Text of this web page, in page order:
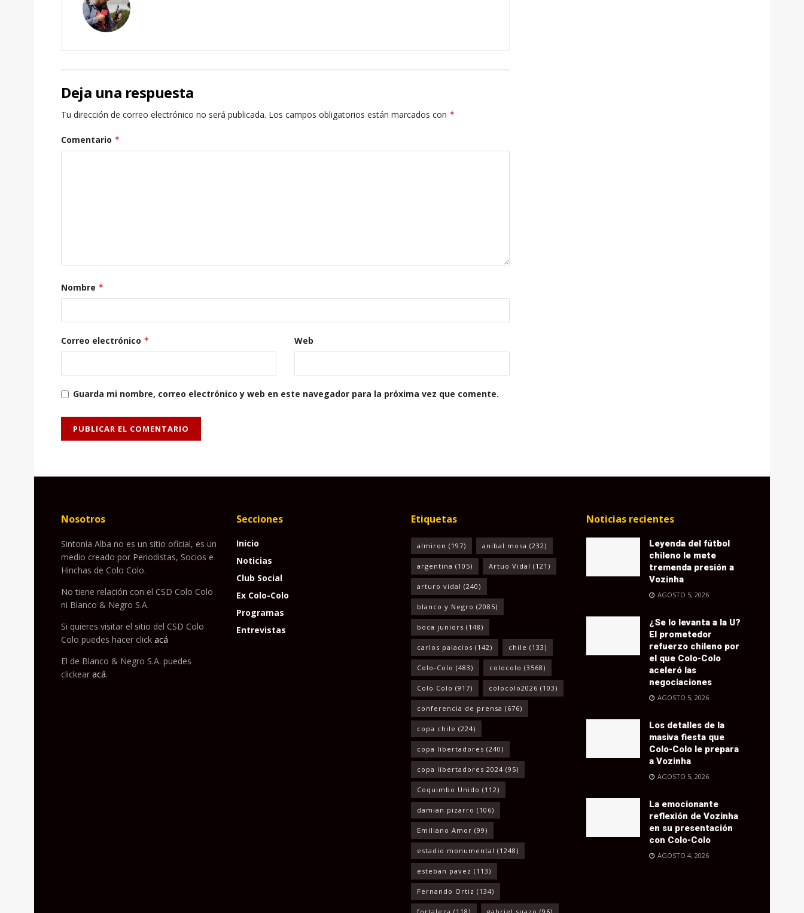
Deja una respuesta
Tu dirección de correo electrónico no será publicada. Los campos obligatorios están marcados con *
Comentario *
Nombre *
Correo electrónico * Web
Guarda mi nombre, correo electrónico y web en este navegador para la próxima vez que comente.
Nosotros
Sintonía Alba no es un sitio oficial, es un
medio creado por Periodistas, Socios e
Hinchas de Colo Colo.
No tiene relación con el CSD Colo Colo
ni Blanco & Negro S.A.
Si quieres visitar el sitio del CSD Colo
Colo puedes hacer click acá
El de Blanco & Negro S.A. puedes
clickear acá.
Secciones
Inicio
Noticias
Club Social
Ex Colo-Colo
Programas
Entrevistas
Etiquetas
almiron (197) anibal mosa (232)
argentina (105) Artuo Vidal (121)
arturo vidal (240)
blanco y Negro (2085)
boca juniors (148)
carlos palacios (142) chile (133)
Colo-Colo (483) colocolo (3568)
Colo Colo (917) colocolo2026 (103)
conferencia de prensa (676)
copa chile (224)
copa libertadores (240)
copa libertadores 2024 (95)
Coquimbo Unido (112)
damian pizarro (106)
Emiliano Amor (99)
estadio monumental (1248)
esteban pavez (113)
Fernando Ortiz (134)
Noticias recientes
Leyenda del fútbol
chileno le mete
tremenda presión a
Vozinha
AGOSTO 5, 2026
¿Se lo levanta a la U?
El prometedor
refuerzo chileno por
el que Colo-Colo
aceleró las
negociaciones
AGOSTO 5, 2026
Los detalles de la
masiva fiesta que
Colo-Colo le prepara
a Vozinha
AGOSTO 5, 2026
La emocionante
reflexión de Vozinha
en su presentación
con Colo-Colo
AGOSTO 4, 2026